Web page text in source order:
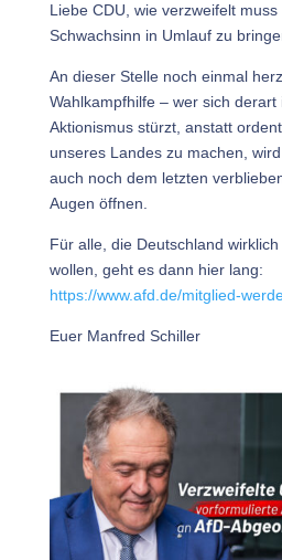
Liebe CDU, wie verzweifelt
Schwachsinn in Umlauf zu
An dieser Stelle noch einmal
Wahlkampfhilfe – wer sich derart
Aktionismus stürzt, anstatt
unseres Landes zu machen,
auch noch dem letzten
Augen öffnen.
Für alle, die Deutschland
wollen, geht es dann hier lang:
https://www.afd.de/mitglied-
Euer Manfred Schiller